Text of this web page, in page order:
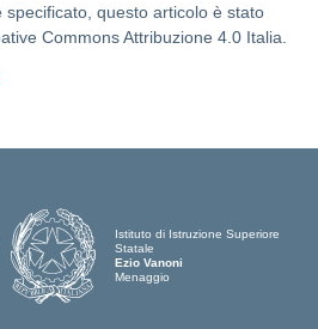
specificato, questo articolo è stato
Commons Attribuzione 4.0 Italia.
Istituto di Istruzione Superiore
Statale
Ezio Vanoni
Menaggio